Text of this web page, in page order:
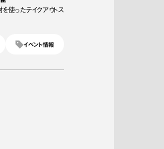
使ったテイクアウトス
イベント情報